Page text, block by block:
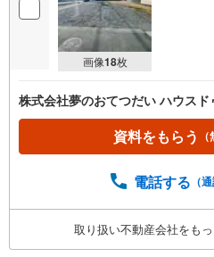
を
ー
ジ
保
る
画像18枚
株式会社夢のおてつだい ハウスド
資料をもらう
電話する （
取り扱い不動産会社をも